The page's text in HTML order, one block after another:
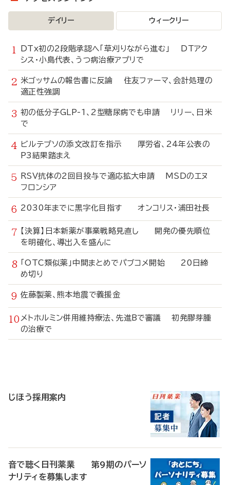
デイリー ウィークリー
DTx初の2段階承認へ「草刈りながら進む」 DTアク
シス・小島代表、うつ病治療アプリで
米ゴッサムの報告書に反論 住友ファーマ、会計処理の
適正性強調
初の低分子GLP-1、2型糖尿病でも申請 リリー、日米
で
ビルテプソの添文改訂を指示 厚労省、24年公表の
P3結果踏まえ
RSV抗体の2回目投与で適応拡大申請 MSDのエヌ
フロンシア
2030年までに黒字化目指す オンコリス・浦田社長
【決算】日本新薬が事業戦略見直し 開発の優先順位
を明確化、導出入を盛んに
「OTC類似薬」中間まとめでパブコメ開始 20日締
め切り
佐藤製薬、熊本地震で義援金
メトホルミン併用維持療法、先進Bで審議 初発膠芽腫
の治療で
じほう採用案内
音で聴く日刊薬業 第9期のパーソ
ナリティを募集します